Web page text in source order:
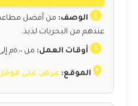
الوصف: من أفضل
عندهم من البحريات لذيذ.
أوقات العمل: من ٥:٠٠م إلى ٤:٠٠ص.
الموقع: عرض على